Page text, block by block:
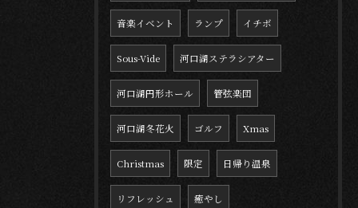
音楽イベント ランプ イチボ
Sous-Vide 河口湖ステラシアター
河口湖円形ホール 管弦楽団
河口湖冬花火 ゴルフ Xmas
Christmas 限定 日帰り温泉
リフレッシュ 癒やし